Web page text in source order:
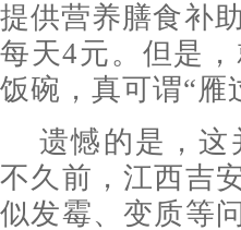
提供营养膳食补
每天4元。但是
饭碗，真可谓“雁
遗憾的是，这
不久前，江西吉
似发霉、变质等